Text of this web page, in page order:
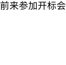
来参加开标会